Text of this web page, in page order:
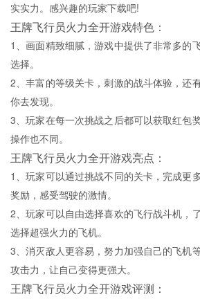
实实力。感兴趣的玩家下载吧!
王牌飞行员火力全开游戏特色：
1、画面精致细腻，游戏中提供了非常多的
选择。
2、丰富的等级关卡，刺激的战斗体验，还
你去发现。
3、玩家在每一次挑战之后都可以获取红包
操作也不同。
王牌飞行员火力全开游戏亮点：
1、玩家可以通过挑战不同的关卡，完成更
奖励，感受驾驶的激情。
2、玩家可以自由选择喜欢的飞行战斗机，
选择超强火力的飞机。
3、消灭敌人更容易，努力加强自己的飞机
攻击力，让自己变得更强大。
王牌飞行员火力全开游戏评测：